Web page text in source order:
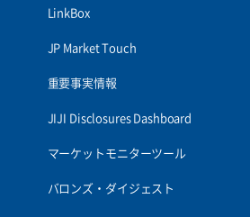
LinkBox
JP Market Touch
重要事実情報
JIJI Disclosures Dashboard
マーケットモニターツール
バロンズ・ダイジェスト